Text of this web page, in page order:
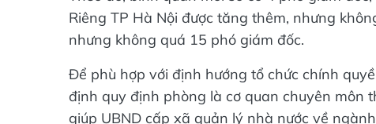
Riêng TP Hà Nội được tăng thêm, nhưng
nhưng không quá 15 phó giám đốc.
Để phù hợp với định hướng tổ chức chính
định quy định phòng là cơ quan chuyên môn
giúp UBND cấp xã quản lý nhà nước về